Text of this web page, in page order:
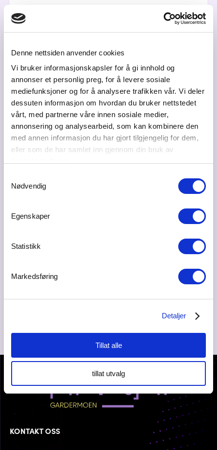
Denne nettsiden anvender cookies
Vi bruker informasjonskapsler for å gi innhold og
annonser et personlig preg, for å levere sosiale
mediefunksjoner og for å analysere trafikken vår. Vi deler
dessuten informasjon om hvordan du bruker nettstedet
vårt, med partnerne våre innen sosiale medier,
annonsering og analysearbeid, som kan kombinere den
med annen informasjon du har gjort tilgjengelig for dem,
eller som de har samlet inn gjennom din bruk av
Nødvendig
Egenskaper
Statistikk
Markedsføring
Detaljer
Tillat alle
tillat utvalg
Daglig leder
il@kunnskapsbyen.no
+479326337
Besøksadresse
Sørumsgata 1 A, 2004 Lillestrøm
Bransje
Web
KONTAKT OSS